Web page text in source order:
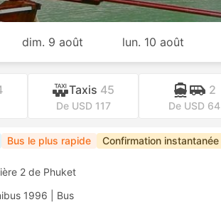
dim. 9 août lun. 10 août
Taxis 45
De USD 117
2
De USD 64
Bus le plus rapide Confirmation instantanée
2 de Phuket
1996 Bus